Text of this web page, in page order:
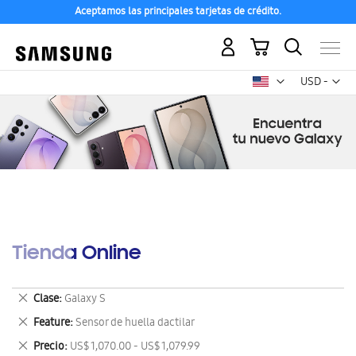
Aceptamos las principales tarjetas de crédito.
USD -
dólar
Mi carrito
Tienda Online
Clase Galaxy S
Eliminar
este
artículo
Feature Sensor de huella dactilar
Eliminar
este
Precio US$ 1,070.00 - US$ 1,079.99
Eliminar